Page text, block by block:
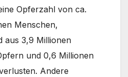
Opferzahl von ca.
Menschen,
aus 3,9 Millionen
und 0,6 Millionen
Andere